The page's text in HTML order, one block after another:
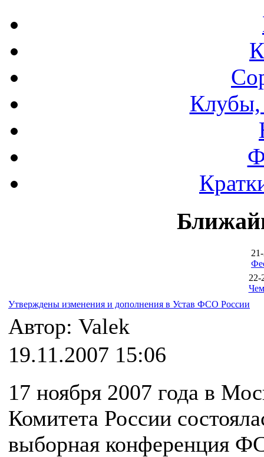
22-
Утверждены изменения и дополнения в Устав ФСО России
Автор: Valek
19.11.2007 15:06
17 ноября 2007 года в
Комитета России
выборная конференция